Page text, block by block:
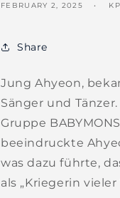
FEBRUARY 2, 2025
Share
Jung Ahyeon,
Sänger und
Gruppe
beeindruckte
was dazu führte,
als „Kriegerin